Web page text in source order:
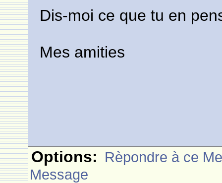
Dis-moi ce que tu en
Mes amities
Options: Rèpondre à ce
Message